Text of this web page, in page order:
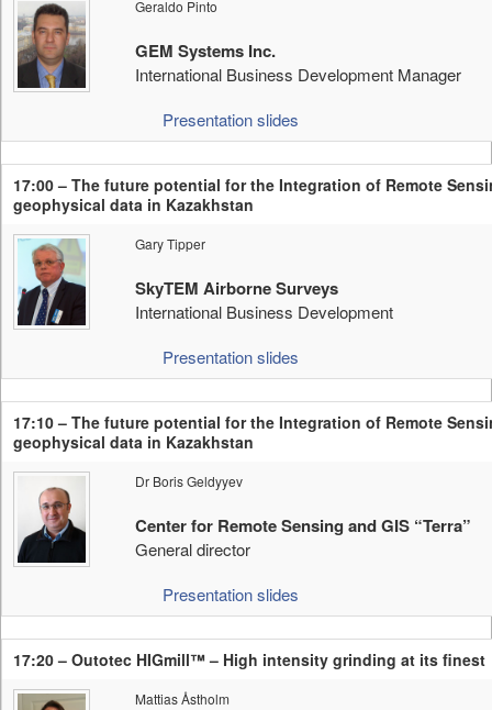
Geraldo Pinto
GEM Systems Inc.
International Business Development Manager
Presentation slides
17:00 – The future potential for the Integration of Remote
geophysical data in Kazakhstan
Gary Tipper
SkyTEM Airborne Surveys
International Business Development
Presentation slides
17:10 – The future potential for the Integration of Remote
geophysical data in Kazakhstan
Dr Boris Geldyyev
Center for Remote Sensing and GIS “Terra”
General director
Presentation slides
17:20 – Outotec HIGmill™ – High intensity grinding at its finest
Mattias Åstholm